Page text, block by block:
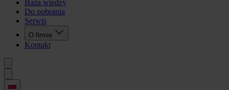
Baza wiedzy
Do pobrania
Serwis
O firmie
Kontakt